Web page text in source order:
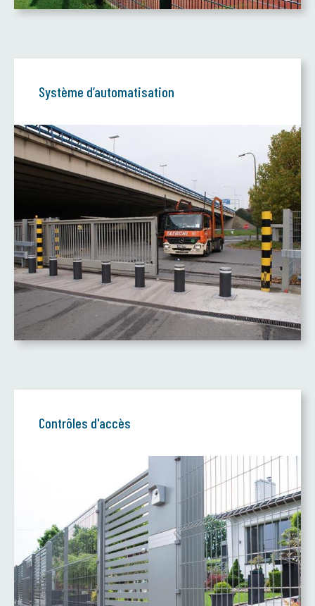
Système d’automatisation
Contrôles d'accès